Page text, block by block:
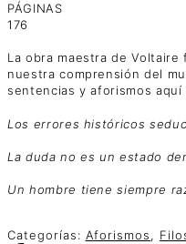
PÁGINAS
176
La obra maestra de
nuestra comprensión del
sentencias y aforismos
Los errores históricos
La duda no es un estado
Un hombre tiene siempre
Categorías: Aforismos,